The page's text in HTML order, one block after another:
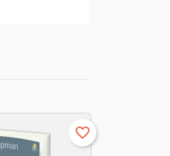
favorite_border